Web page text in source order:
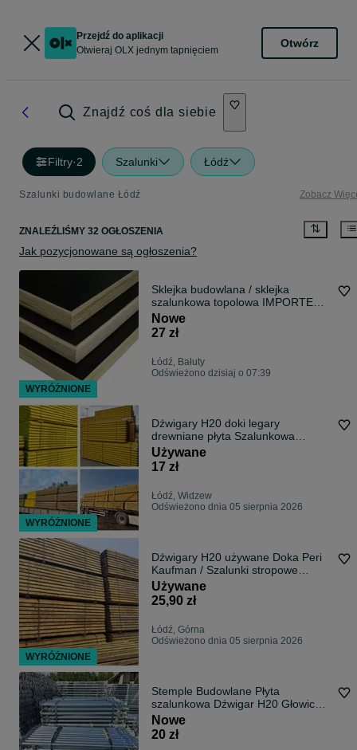
Przejdź do aplikacji
Otwieraj OLX jednym tapnięciem
Otwórz
Znajdź coś dla siebie
Filtry·2 Szalunki Łódź
Szalunki budowlane Łódź Zobacz
ZNALEŹLIŚMY 32 OGŁOSZENIA
Jak pozycjonowane są ogłoszenia?
Sklejka budowlana / sklejka
szalunkowa topolowa IMPORTER
TOP OFERTA
Nowe
27 zł
Łódź, Bałuty
Odświeżono dzisiaj o 07:39
Dźwigary H20 doki legary
drewniane płyta Szalunkowa
Stemple budowlane
Używane
17 zł
Łódź, Widzew
Odświeżono dnia 05 sierpnia 2026
Dźwigary H20 używane Doka Peri
Kaufman / Szalunki stropowe
używane / NAJLEPSZE CENY !
Używane
25,90 zł
Łódź, Górna
Odświeżono dnia 05 sierpnia 2026
Stemple Budowlane Płyta
szalunkowa Dźwigar H20 Głowica
Trójnoga żabka Sklejka topolowa
czarna Podpory stropowe Doki
Szalunek stropowy Korona
Nowe
20 zł
WYRÓŻNIONE
WYRÓŻNIONE
WYRÓŻNIONE